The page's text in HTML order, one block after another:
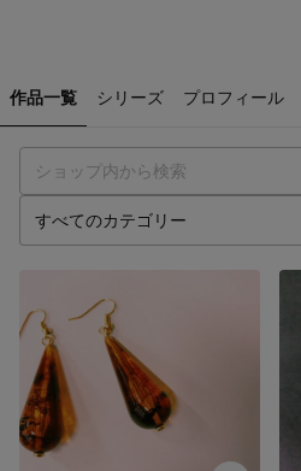
作品一覧 シリーズ プロフィール